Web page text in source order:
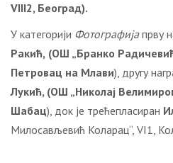
VIII2, Београд).
У категорији Фотографијапрву
Ракић, (ОШ „Бранко
Петровац на Млави), другу
Лукић, (ОШ „Николај
Шабац), док je трeћeплaсирaн
Милосављевић Коларац“, VI1,